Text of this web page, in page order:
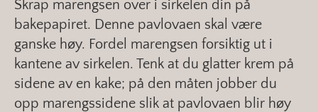
Skrap marengsen over i sirkelen din på
bakepapiret. Denne pavlovaen skal være
ganske høy. Fordel marengsen forsiktig ut i
kantene av sirkelen. Tenk at du glatter krem på
sidene av en kake; på den måten jobber du
opp marengssidene slik at pavlovaen blir høy